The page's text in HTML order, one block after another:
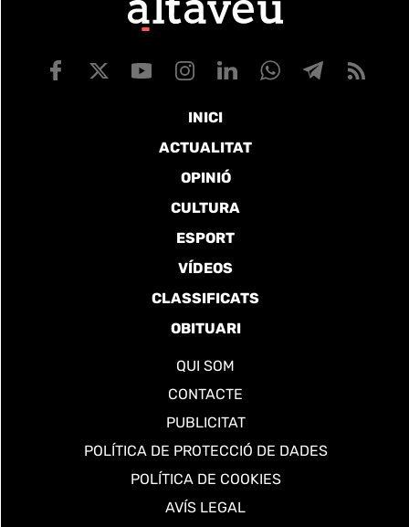
INICI
ACTUALITAT
OPINIÓ
CULTURA
ESPORT
VÍDEOS
CLASSIFICATS
OBITUARI
QUI SOM
CONTACTE
PUBLICITAT
POLÍTICA DE PROTECCIÓ DE DADES
POLÍTICA DE COOKIES
AVÍS LEGAL